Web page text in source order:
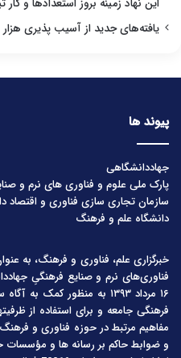
این نهاد زمینه بروز استعدادها و
یافته‌های جدید از آسیب پذیری هزار
پیوند ها
جهاددانشگاهی
پارک ملی علوم و فناوری های نرم و
سازمان تجاری سازی فناوری و اقتصاد
دانشگاه علم و فرهنگ
خبرگزاری علم، فناوری و فرهنگ، به
فناوری‌های نرم و صنایع فرهنگیِ
۱۶ مرداد ۱۳۹۳ به منظور کمک
فرهنگی جامعه و برای استفاده از
مفاهیم مرتبط در حوزه فناوری و
و ضوابط حاکم بر رسانه ها و مؤسسات